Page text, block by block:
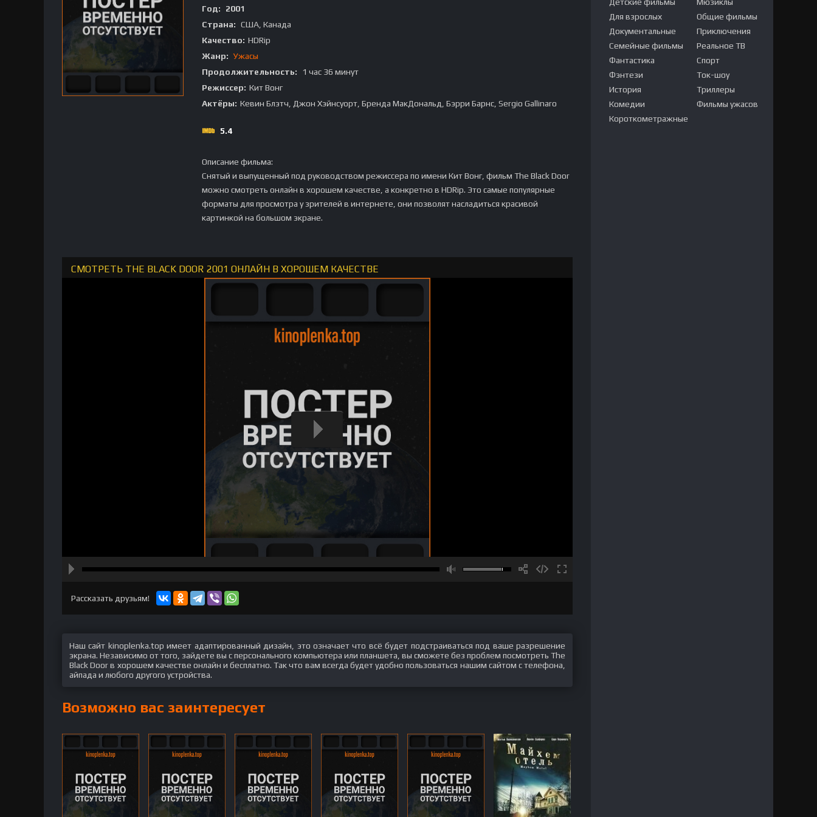
Год:
2001
Страна: США, Канада
Качество: HDRip
Жанр: Ужасы
Продолжительность:
1 час 36 минут
Режиссер: Кит Вонг
Актёры: Кевин Блэтч, Джон Хэйнсуорт, Бренда МакДональд, Бэрри Барнс, Sergio Gallinaro
5.4
Описание фильма:
Снятый и выпущенный под руководством режиссера по имени Кит Вонг, фильм The Black Door
можно смотреть онлайн в хорошем качестве, а конкретно в HDRip. Это самые популярные
форматы для просмотра у зрителей в интернете, они позволят насладиться красивой
картинкой на большом экране.
СМОТРЕТЬ THE BLACK DOOR 2001 ОНЛАЙН В ХОРОШЕМ КАЧЕСТВЕ
Рассказать друзьям!
Наш сайт kinoplenka.top имеет адаптированный дизайн, это означает что всё будет подстраиваться под ваше разрешение
экрана. Независимо от того, зайдете вы с персонального компьютера или планшета, вы сможете без проблем посмотреть The
Black Door в хорошем качестве онлайн и бесплатно. Так что вам всегда будет удобно пользоваться нашим сайтом с телефона,
айпада и любого другого устройства.
Возможно вас заинтересует
Для взрослых
Документальные
Семейные фильмы
Фантастика
Фэнтези
История
Комедии
Короткометражные
Общие фильмы
Приключения
Реальное ТВ
Спорт
Ток-шоу
Триллеры
Фильмы ужасов